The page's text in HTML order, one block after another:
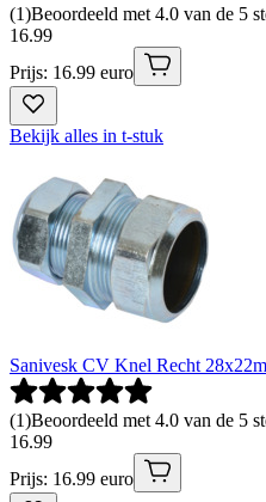
(1)Beoordeeld met 4.0 van de 5
16.99
Prijs: 16.99 euro
Bekijk alles in t-stuk
Sanivesk CV Knel Recht
(1)Beoordeeld met 4.0 van de 5
16.99
Prijs: 16.99 euro